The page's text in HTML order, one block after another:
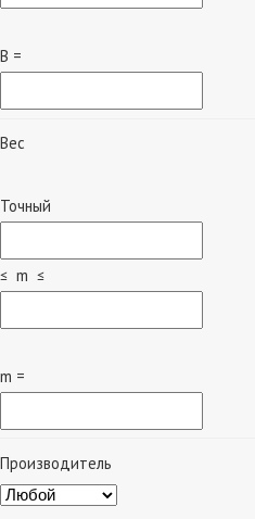
B =
Вес
Точный
≤ m ≤
m =
Производитель